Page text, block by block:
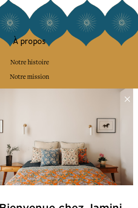
À propos
Notre histoire
Notre mission
Presse
Collections
Déco & Linge de maison
Linge de table
Sacs & pochettes